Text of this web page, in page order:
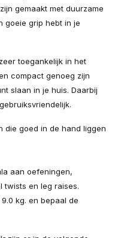
gemaakt met duurzame
goeie grip hebt in je
toegankelijk in het
compact genoeg zijn
slaan in je huis. Daarbij
die goed in de hand liggen
aan oefeningen,
twists en leg raises.
kg. en bepaal de